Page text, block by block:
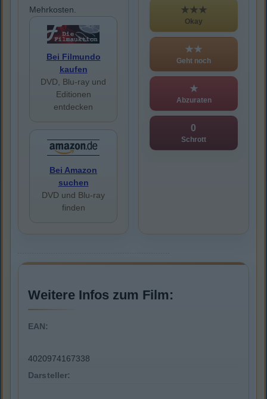
Mehrkosten.
Bei Filmundo
kaufen
DVD, Blu-ray und
Editionen
entdecken
Bei Amazon
suchen
DVD und Blu-ray
finden
★★★
Okay
★★
Geht noch
★
Abzuraten
0
Schrott
Weitere Infos zum Film:
EAN:
4020974167338
Darsteller: